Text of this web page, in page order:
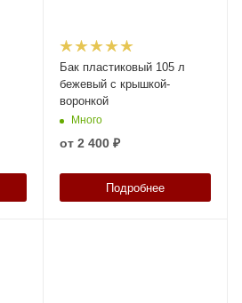
Бак пластиковый 105 л
бежевый с крышкой-
воронкой
Много
от 2 400 ₽
Подробнее